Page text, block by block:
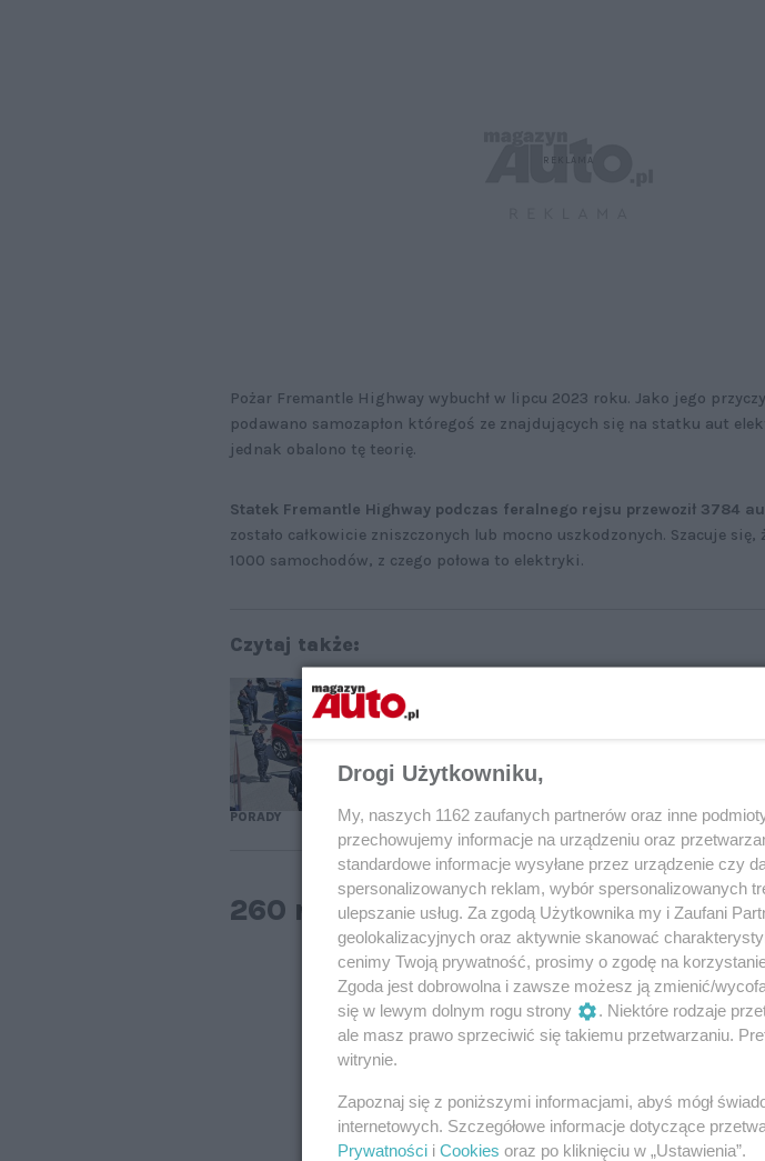
Pożar Fremantle Highway wybuchł w lipcu 2023 roku. Jako jego
podawano samozapłon któregoś ze znajdujących się na statku aut
jednak obalono tę teorię.
Statek Fremantle Highway podczas feralnego rejsu przewoził 3784
zostało całkowicie zniszczonych lub mocno uszkodzonych. Szacuje się,
1000 samochodów, z czego połowa to elektryki.
Czytaj także:
PORADY
260 nowych aut BMW
Drogi Użytkowniku,
My, naszych 1162 zaufanych partnerów oraz inne
przechowujemy informacje na urządzeniu oraz
standardowe informacje wysyłane przez urządzenie czy
spersonalizowanych reklam, wybór spersonalizowanych
ulepszanie usług. Za zgodą Użytkownika my i Zaufani
geolokalizacyjnych oraz aktywnie skanować
cenimy Twoją prywatność, prosimy o zgodę na
Zgoda jest dobrowolna i zawsze możesz ją zmienić/
się w lewym dolnym rogu strony
. Niektóre rodzaje
ale masz prawo sprzeciwić się takiemu przetwarzaniu.
witrynie.
Zapoznaj się z poniższymi informacjami, abyś mógł
internetowych. Szczegółowe informacje dotyczące
Prywatności i Cookies oraz po kliknięciu w „Ustawienia”.